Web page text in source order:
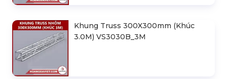
Khung Truss 300X300mm (Khúc
3.0M) VS3030B_3M